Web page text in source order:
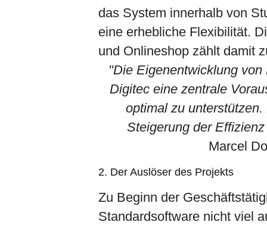
das System innerhalb von
eine erhebliche Flexibilität.
und Onlineshop zählt damit
"Die Eigenentwicklung
Digitec eine zentrale
optimal zu
Steigerung der
Marcel
2. Der Auslöser des Projekts
Zu Beginn der
Standardsoftware nicht viel